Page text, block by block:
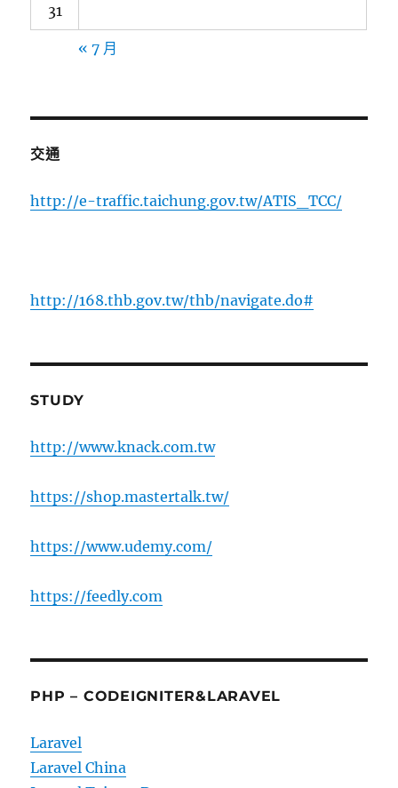
31
« 7 月
交通
http://e-traffic.taichung.gov.tw/ATIS_TCC/
http://168.thb.gov.tw/thb/navigate.do#
STUDY
http://www.knack.com.tw
https://shop.mastertalk.tw/
https://www.udemy.com/
https://feedly.com
PHP – CODEIGNITER&LARAVEL
Laravel
Laravel China